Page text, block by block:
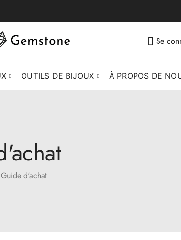
Se
OUTILS DE BIJOUX À PROPOS DE
Guide d'achat